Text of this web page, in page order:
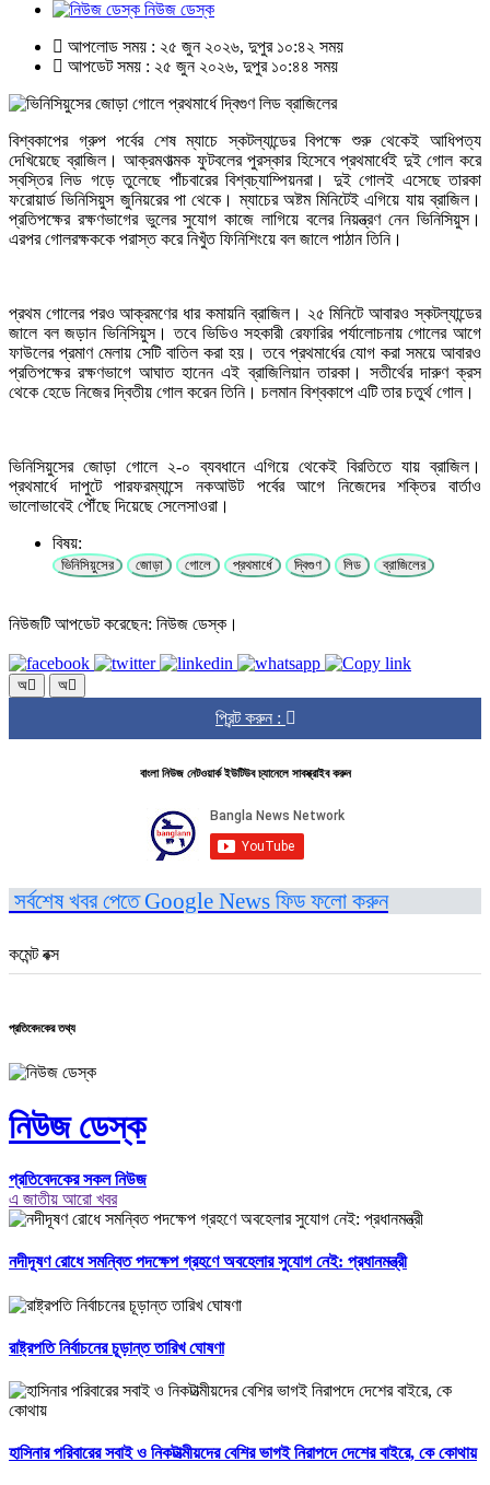
নিউজ ডেস্ক
আপলোড সময় : ২৫ জুন ২০২৬, দুপুর ১০:৪২ সময়
আপডেট সময় : ২৫ জুন ২০২৬, দুপুর ১০:৪৪ সময়
বিশ্বকাপের গ্রুপ পর্বের শেষ ম্যাচে স্কটল্যান্ডের বিপক্ষে শুরু থেকেই আধিপত্য
দেখিয়েছে ব্রাজিল। আক্রমণাত্মক ফুটবলের পুরস্কার হিসেবে প্রথমার্ধেই দুই গোল করে
স্বস্তির লিড গড়ে তুলেছে পাঁচবারের বিশ্বচ্যাম্পিয়নরা। দুই গোলই এসেছে তারকা
ফরোয়ার্ড ভিনিসিয়ুস জুনিয়রের পা থেকে। ম্যাচের অষ্টম মিনিটেই এগিয়ে যায় ব্রাজিল।
প্রতিপক্ষের রক্ষণভাগের ভুলের সুযোগ কাজে লাগিয়ে বলের নিয়ন্ত্রণ নেন ভিনিসিয়ুস।
এরপর গোলরক্ষককে পরাস্ত করে নিখুঁত ফিনিশিংয়ে বল জালে পাঠান তিনি।
প্রথম গোলের পরও আক্রমণের ধার কমায়নি ব্রাজিল। ২৫ মিনিটে আবারও স্কটল্যান্ডের
জালে বল জড়ান ভিনিসিয়ুস। তবে ভিডিও সহকারী রেফারির পর্যালোচনায় গোলের আগে
ফাউলের প্রমাণ মেলায় সেটি বাতিল করা হয়। তবে প্রথমার্ধের যোগ করা সময়ে আবারও
প্রতিপক্ষের রক্ষণভাগে আঘাত হানেন এই ব্রাজিলিয়ান তারকা। সতীর্থের দারুণ ক্রস
থেকে হেডে নিজের দ্বিতীয় গোল করেন তিনি। চলমান বিশ্বকাপে এটি তার চতুর্থ গোল।
ভিনিসিয়ুসের জোড়া গোলে ২-০ ব্যবধানে এগিয়ে থেকেই বিরতিতে যায় ব্রাজিল।
প্রথমার্ধে দাপুটে পারফরম্যান্সে নকআউট পর্বের আগে নিজেদের শক্তির বার্তাও
ভালোভাবেই পৌঁছে দিয়েছে সেলেসাওরা।
বিষয়:
ভিনিসিয়ুসের জোড়া গোলে প্রথমার্ধে দ্বিগুণ লিড ব্রাজিলের
নিউজটি আপডেট করেছেন: নিউজ ডেস্ক।
অ অ
প্রিন্ট করুন :
বাংলা নিউজ নেটওয়ার্ক ইউটিউব চ্যানেলে সাবস্ক্রাইব করুন
সর্বশেষ খবর পেতে Google News ফিড ফলো করুন
কমেন্ট বক্স
প্রতিবেদকের তথ্য
নিউজ ডেস্ক
প্রতিবেদকের সকল নিউজ
এ জাতীয় আরো খবর
নদীদূষণ রোধে সমন্বিত পদক্ষেপ গ্রহণে অবহেলার সুযোগ নেই: প্রধানমন্ত্রী
রাষ্ট্রপতি নির্বাচনের চূড়ান্ত তারিখ ঘোষণা
হাসিনার পরিবারের সবাই ও নিকটাত্মীয়দের বেশির ভাগই নিরাপদে দেশের বাইরে, কে কোথায়